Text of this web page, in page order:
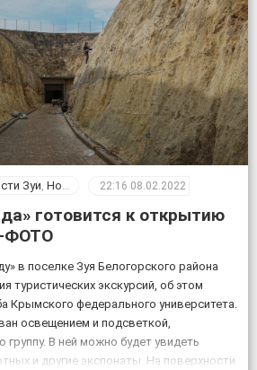
Зуи, Новости Крыма ,Общество
22:16 08.02.2022
готовится к открытию
-ФОТО
в поселке Зуя Белогорского района
туристических экскурсий, об этом
Крымского федерального университета.
освещением и подсветкой,
В ней можно будет увидеть
и другие экспонаты. На поверхности